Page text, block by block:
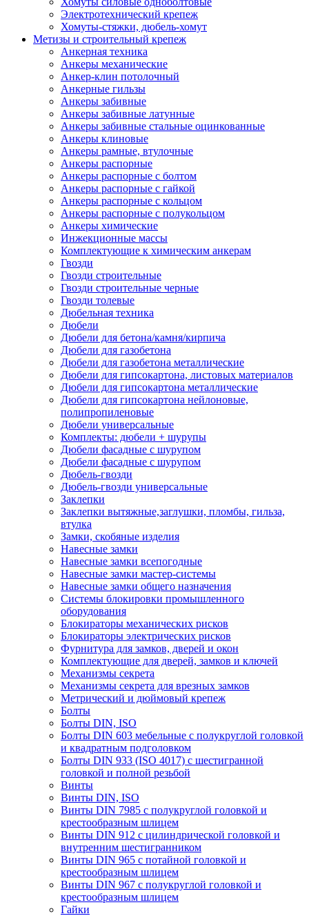
Электротехнический крепеж
Хомуты-стяжки, дюбель-хомут
Метизы и строительный крепеж
Анкерная техника
Анкеры механические
Анкер-клин потолочный
Анкерные гильзы
Анкеры забивные
Анкеры забивные латунные
Анкеры забивные стальные оцинкованные
Анкеры клиновые
Анкеры рамные, втулочные
Анкеры распорные
Анкеры распорные с болтом
Анкеры распорные с гайкой
Анкеры распорные с кольцом
Анкеры распорные с полукольцом
Анкеры химические
Инжекционные массы
Комплектующие к химическим анкерам
Гвозди
Гвозди строительные
Гвозди строительные черные
Гвозди толевые
Дюбельная техника
Дюбели
Дюбели для бетона/камня/кирпича
Дюбели для газобетона
Дюбели для газобетона металлические
Дюбели для гипсокартона, листовых материалов
Дюбели для гипсокартона металлические
Дюбели для гипсокартона нейлоновые,
полипропиленовые
Дюбели универсальные
Комплекты: дюбели + шурупы
Дюбели фасадные с шурупом
Дюбели фасадные с шурупом
Дюбель-гвозди
Дюбель-гвозди универсальные
Заклепки
Заклепки вытяжные,заглушки, пломбы, гильза,
втулка
Замки, скобяные изделия
Навесные замки
Навесные замки всепогодные
Навесные замки мастер-системы
Навесные замки общего назначения
Системы блокировки промышленного
оборудования
Блокираторы механических рисков
Блокираторы электрических рисков
Фурнитура для замков, дверей и окон
Комплектующие для дверей, замков и ключей
Механизмы секрета
Механизмы секрета для врезных замков
Метрический и дюймовый крепеж
Болты
Болты DIN, ISO
Болты DIN 603 мебельные с полукруглой головкой
и квадратным подголовком
Болты DIN 933 (ISO 4017) с шестигранной
головкой и полной резьбой
Винты
Винты DIN, ISO
Винты DIN 7985 с полукруглой головкой и
крестообразным шлицем
Винты DIN 912 с цилиндрической головкой и
внутренним шестигранником
Винты DIN 965 с потайной головкой и
крестообразным шлицем
Винты DIN 967 с полукруглой головкой и
крестообразным шлицем
Гайки